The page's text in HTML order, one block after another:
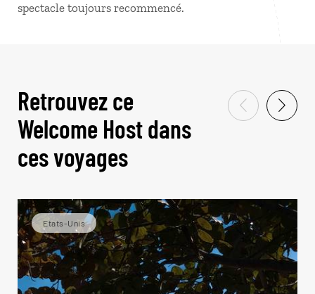
spectacle toujours recommencé.
Retrouvez ce
Welcome Host dans
ces voyages
Etats-Unis